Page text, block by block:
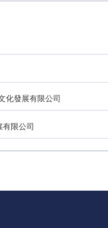
化發展有限公司
限公司